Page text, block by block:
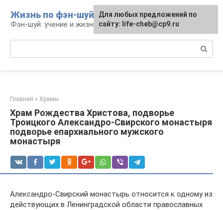
контенту
Жизнь по фэн-шуй
Фэн-шуй: учение и жизнь
Главная » Храмы
Храм Рождества Христова, подворье
Троицкого Александро-Свирского монастыря
подворье епархиального мужского
монастыря
Александро-Свирский монастырь относится к одному из
действующих в Ленинградской области православных
Для любых предложений по
сайту: life-cheb@cp9.ru
Для любых предложений по
сайту: life-cheb@cp9.ru